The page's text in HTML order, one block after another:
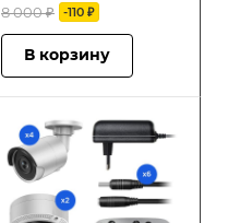
8 000 ₽ -110 ₽
В корзину